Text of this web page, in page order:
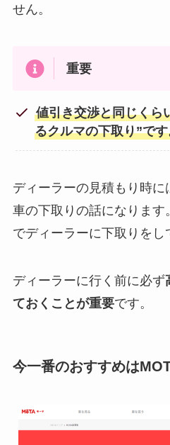
せん。
重要
値引き交渉と同じくら
るクルマの下取り”で
ディーラーの見積もり時に
車の下取りの話になりま
でディーラーに下取りをし
ディーラーに行く前に必ず
ておくことが重要です。
今一番のおすすめは